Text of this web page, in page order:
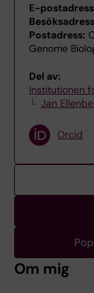
E-
Postadress:
Genome
Del av:
Institutionen
Jan
Orcid
Om mig